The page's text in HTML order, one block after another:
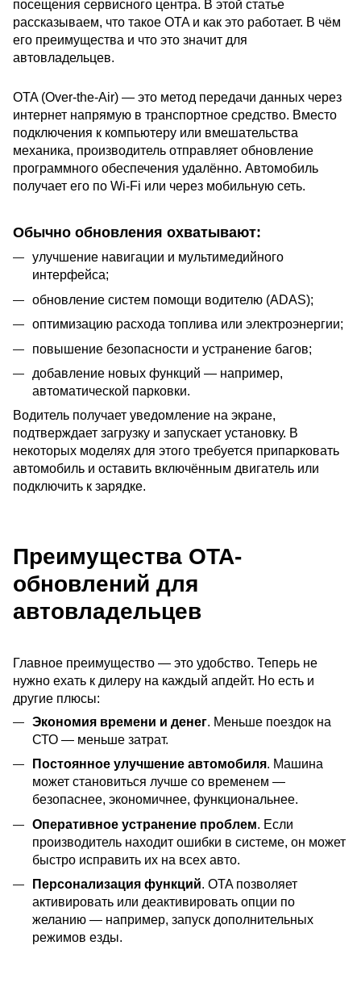
посещения сервисного центра. В этой статье
рассказываем, что такое OTA и как это работает. В чём
его преимущества и что это значит для
автовладельцев.
OTA (Over-the-Air) — это метод передачи данных через
интернет напрямую в транспортное средство. Вместо
подключения к компьютеру или вмешательства
механика, производитель отправляет обновление
программного обеспечения удалённо. Автомобиль
получает его по Wi-Fi или через мобильную сеть.
Обычно обновления охватывают:
улучшение навигации и мультимедийного
интерфейса;
обновление систем помощи водителю (ADAS);
оптимизацию расхода топлива или электроэнергии;
повышение безопасности и устранение багов;
добавление новых функций — например,
автоматической парковки.
Водитель получает уведомление на экране,
подтверждает загрузку и запускает установку. В
некоторых моделях для этого требуется припарковать
автомобиль и оставить включённым двигатель или
подключить к зарядке.
Преимущества OTA-
обновлений для
автовладельцев
Главное преимущество — это удобство. Теперь не
нужно ехать к дилеру на каждый апдейт. Но есть и
другие плюсы:
Экономия времени и денег. Меньше поездок на
СТО — меньше затрат.
Постоянное улучшение автомобиля. Машина
может становиться лучше со временем —
безопаснее, экономичнее, функциональнее.
Оперативное устранение проблем. Если
производитель находит ошибки в системе, он может
быстро исправить их на всех авто.
Персонализация функций. OTA позволяет
активировать или деактивировать опции по
желанию — например, запуск дополнительных
режимов езды.